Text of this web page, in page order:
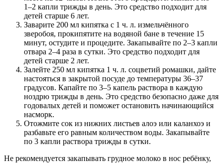
1–2 капли трижды в день. Это средство подходит для
детей старше 6 лет.
Заварите 200 мл кипятка с 1 ч. л. измельчённого
зверобоя, прокипятите на водяной бане в течение 15
минут, остудите и процедите. Закапывайте по 2–3 капли
отвара 2–4 раза в сутки. Это средство подходит для
детей старше 2 лет.
Залейте 250 мл кипятка 1 ч. л. соцветий ромашки, дайте
настояться в закрытой посуде до температуры 36–37
градусов. Капайте по 3–5 капель раствора в каждую
ноздрю трижды в день. Это средство безопасно даже для
годовалых детей и поможет остановить начинающийся
насморк.
Отожмите сок из нижних листьев алоэ или каланхоэ и
разбавьте его равным количеством воды. Закапывайте
по 3 капли раствора трижды в сутки.
Не рекомендуется закапывать грудное молоко в нос ребёнку,